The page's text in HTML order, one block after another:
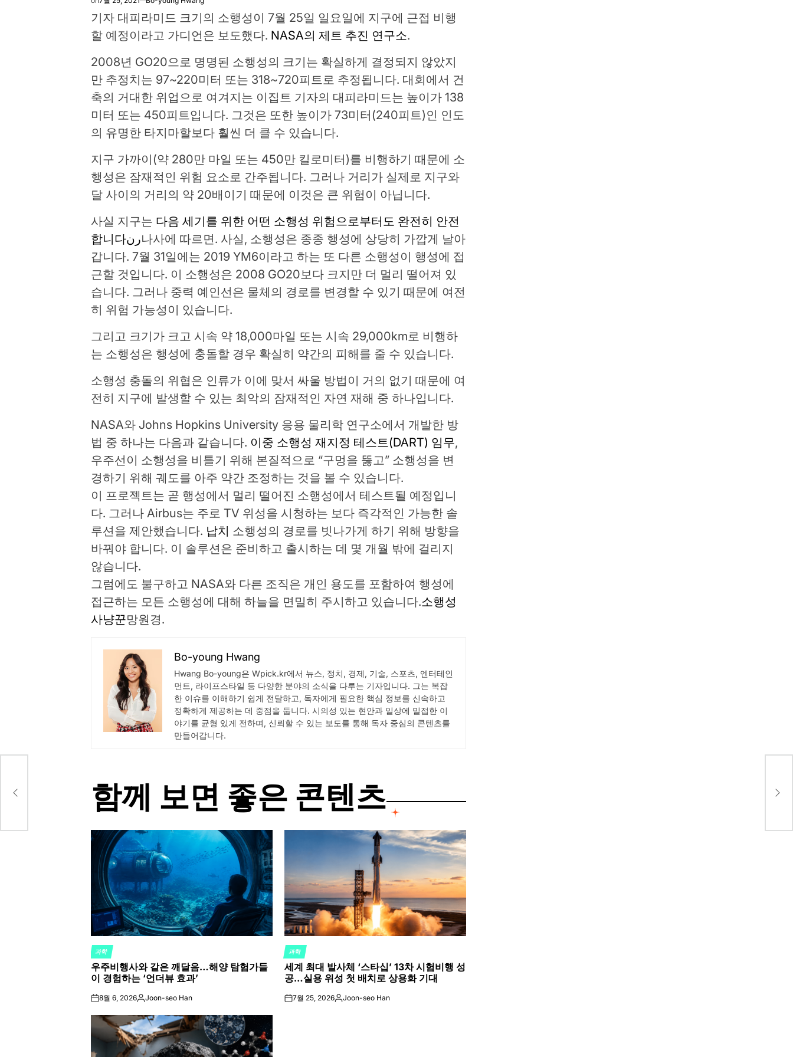
기자 대피라미드 크기의 소행성이 7월 25일 일요일에 지구에 근접 비행
할 예정이라고 가디언은 보도했다. NASA의 제트 추진 연구소.
2008년 GO20으로 명명된 소행성의 크기는 확실하게 결정되지 않았지
만 추정치는 97~220미터 또는 318~720피트로 추정됩니다. 대회에서 건
축의 거대한 위업으로 여겨지는 이집트 기자의 대피라미드는 높이가 138
미터 또는 450피트입니다. 그것은 또한 높이가 73미터(240피트)인 인도
의 유명한 타지마할보다 훨씬 더 클 수 있습니다.
지구 가까이(약 280만 마일 또는 450만 킬로미터)를 비행하기 때문에 소
행성은 잠재적인 위험 요소로 간주됩니다. 그러나 거리가 실제로 지구와
달 사이의 거리의 약 20배이기 때문에 이것은 큰 위험이 아닙니다.
사실 지구는 다음 세기를 위한 어떤 소행성 위험으로부터도 완전히 안전
합니다رن나사에 따르면. 사실, 소행성은 종종 행성에 상당히 가깝게 날아
갑니다. 7월 31일에는 2019 YM6이라고 하는 또 다른 소행성이 행성에 접
근할 것입니다. 이 소행성은 2008 GO20보다 크지만 더 멀리 떨어져 있
습니다. 그러나 중력 예인선은 물체의 경로를 변경할 수 있기 때문에 여전
히 위험 가능성이 있습니다.
그리고 크기가 크고 시속 약 18,000마일 또는 시속 29,000km로 비행하
는 소행성은 행성에 충돌할 경우 확실히 약간의 피해를 줄 수 있습니다.
소행성 충돌의 위협은 인류가 이에 맞서 싸울 방법이 거의 없기 때문에 여
전히 지구에 발생할 수 있는 최악의 잠재적인 자연 재해 중 하나입니다.
NASA와 Johns Hopkins University 응용 물리학 연구소에서 개발한 방
법 중 하나는 다음과 같습니다. 이중 소행성 재지정 테스트(DART) 임무,
우주선이 소행성을 비틀기 위해 본질적으로 “구멍을 뚫고” 소행성을 변
경하기 위해 궤도를 아주 약간 조정하는 것을 볼 수 있습니다.
이 프로젝트는 곧 행성에서 멀리 떨어진 소행성에서 테스트될 예정입니
다. 그러나 Airbus는 주로 TV 위성을 시청하는 보다 즉각적인 가능한 솔
루션을 제안했습니다. 납치 소행성의 경로를 빗나가게 하기 위해 방향을
바꿔야 합니다. 이 솔루션은 준비하고 출시하는 데 몇 개월 밖에 걸리지
않습니다.
그럼에도 불구하고 NASA와 다른 조직은 개인 용도를 포함하여 행성에
접근하는 모든 소행성에 대해 하늘을 면밀히 주시하고 있습니다.소행성
사냥꾼망원경.
Bo-young Hwang
Hwang Bo-young은 Wpick.kr에서 뉴스, 정치, 경제, 기술, 스포츠, 엔터테인
먼트, 라이프스타일 등 다양한 분야의 소식을 다루는 기자입니다. 그는 복잡
한 이슈를 이해하기 쉽게 전달하고, 독자에게 필요한 핵심 정보를 신속하고
정확하게 제공하는 데 중점을 둡니다. 시의성 있는 현안과 일상에 밀접한 이
야기를 균형 있게 전하며, 신뢰할 수 있는 보도를 통해 독자 중심의 콘텐츠를
만들어갑니다.
함께 보면 좋은 콘텐츠
POSTED
IN
과학
우주비행사와 같은 깨달음…해양 탐험가들
이 경험하는 ‘언더뷰 효과’
on8월 6, 2026Posted
Joon-seo Han
POSTED
IN
과학
세계 최대 발사체 ‘스타십’ 13차 시험비행 성
공…실용 위성 첫 배치로 상용화 기대
on7월 25, 2026Posted
Joon-seo Han
가